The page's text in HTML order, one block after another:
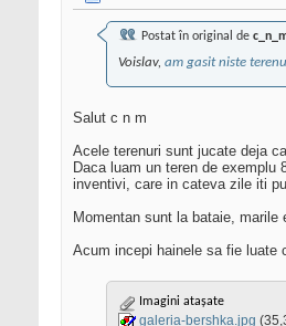
Postat în original de
Voislav, am gasit niste
Salut c n m
Acele terenuri sunt jucate deja
Daca luam un teren de
inventivi, care in cateva zile iti
Momentan sunt la bataie,
Acum incepi hainele sa fie luate
Imagini atașate
galeria-bershka.jpg